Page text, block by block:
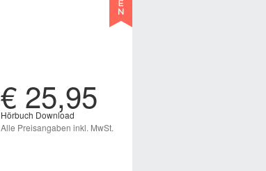
€ 25,95
Hörbuch Download
Alle Preisangaben inkl. MwSt.